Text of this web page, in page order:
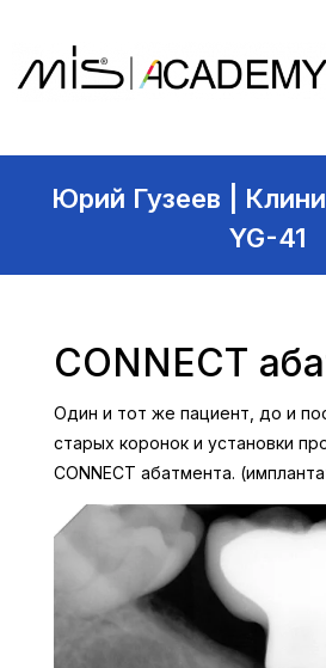
Юрий Гузеев |
YG-41
CONNECT
Один и тот же пациент, до и
старых коронок и установки
CONNECT абатмента.